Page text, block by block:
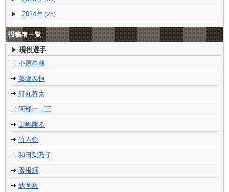
2014 (26)
投稿者一覧
現役選手
小原拳哉
藤阪泰恒
釘丸将太
阿部一二三
田嶋剛希
竹内鈴
和田梨乃子
素根輝
武岡毅